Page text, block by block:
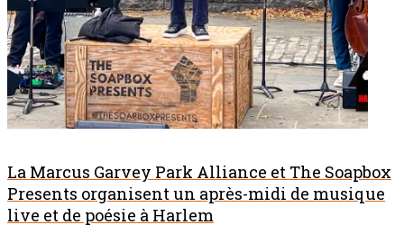
La Marcus Garvey Park Alliance et The Soapbox
Presents organisent un après-midi de musique
live et de poésie à Harlem